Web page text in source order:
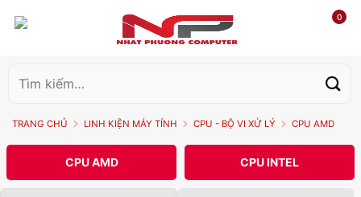
0
kiếm:
TRANG CHỦ LINH KIỆN MÁY TÍNH CPU - BỘ VI XỬ LÝ CPU AMD
CPU AMD CPU INTEL